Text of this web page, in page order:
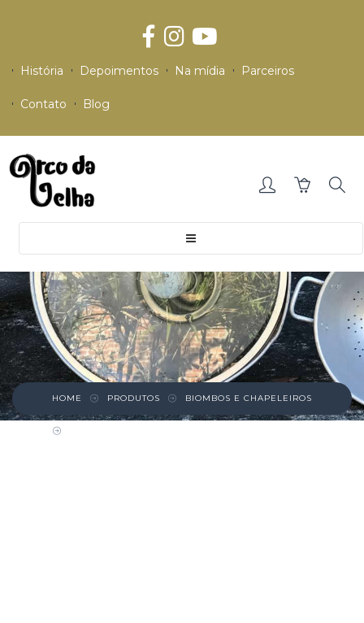
História Depoimentos Na mídia Parceiros
Contato Blog
HOME PRODUTOS BIOMBOS E CHAPELEIROS